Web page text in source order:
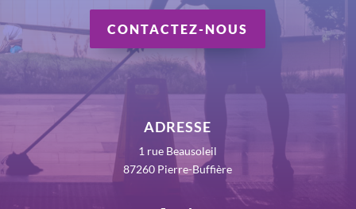
CONTACTEZ-NOUS
ADRESSE
1 rue Beausoleil
87260 Pierre-Buffière